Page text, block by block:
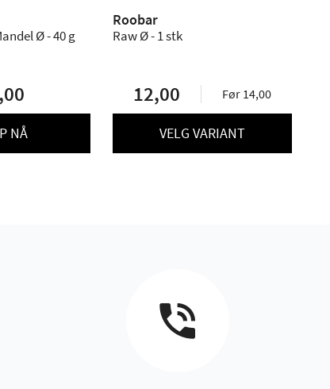
Ø - 40 g
NÅ
Roobar
Raw Ø - 1 stk
12,00 Før 14,00
VELG VARIANT